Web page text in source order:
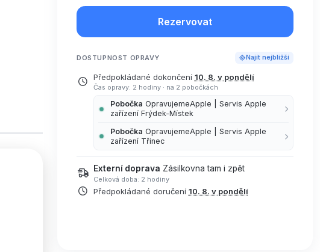
Rezervovat
DOSTUPNOST OPRAVY Najít nejbližší
Předpokládané dokončení 10. 8. v pondělí
Čas opravy: 2 hodiny · na 2 pobočkách
Pobočka OpravujemeApple | Servis Apple
zařízení Frýdek-Místek
Pobočka OpravujemeApple | Servis Apple
zařízení Třinec
Externí doprava Zásilkovna tam i zpět
Celková doba: 2 hodiny
Předpokládané doručení 10. 8. v pondělí